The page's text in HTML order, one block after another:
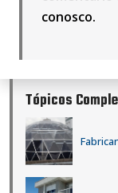
conosco.
Tópicos